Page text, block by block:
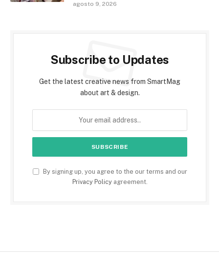
agosto 9, 2026
Subscribe to Updates
Get the latest creative news from SmartMag
about art & design.
By signing up, you agree to the our terms and our
Privacy Policyagreement.